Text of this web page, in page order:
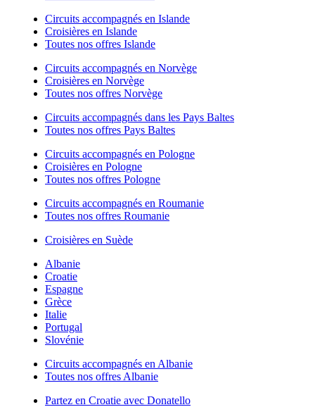
Circuits accompagnés en Islande
Croisières en Islande
Toutes nos offres Islande
Circuits accompagnés en Norvège
Croisières en Norvège
Toutes nos offres Norvège
Circuits accompagnés dans les Pays Baltes
Toutes nos offres Pays Baltes
Circuits accompagnés en Pologne
Croisières en Pologne
Toutes nos offres Pologne
Circuits accompagnés en Roumanie
Toutes nos offres Roumanie
Croisières en Suède
Albanie
Croatie
Espagne
Grèce
Italie
Portugal
Slovénie
Circuits accompagnés en Albanie
Toutes nos offres Albanie
Partez en Croatie avec Donatello